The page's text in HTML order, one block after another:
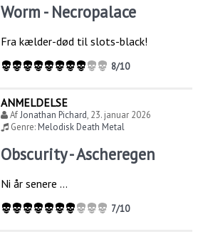
Worm - Necropalace
Fra kælder-død til slots-black!
8/10
ANMELDELSE
AfJonathan Pichard, 23. januar 2026
Genre:Melodisk Death Metal
Obscurity - Ascheregen
Ni år senere …
7/10